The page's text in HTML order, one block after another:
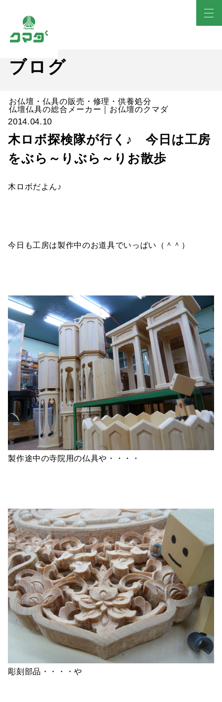
ブログ
お仏壇・仏具の販売・修理・供養処分
仏壇仏具の総合メーカー｜お仏壇のクマダ
2014.04.10
木ロボ探検隊が行く♪ 今日は工房
をぶら～りぶら～りお散歩
木ロボだよん♪
今日も工房は製作中のお道具でいっぱい（＾＾）
製作途中の寺院用の仏具や・・・・
彫刻部品・・・・や